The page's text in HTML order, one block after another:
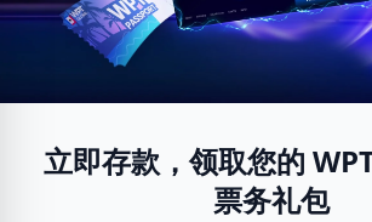
立即存款，领取您的
票务礼包